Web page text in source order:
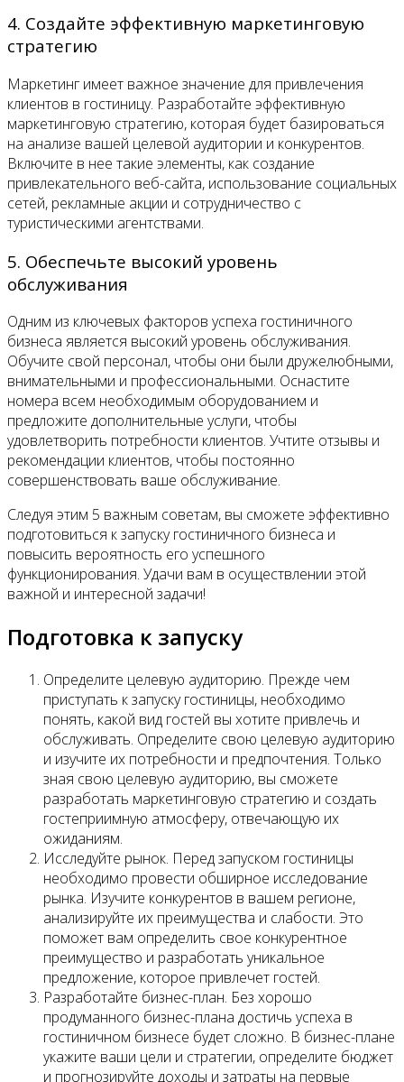
4. Создайте эффективную маркетинговую
стратегию
Маркетинг имеет важное значение для привлечения
клиентов в гостиницу. Разработайте эффективную
маркетинговую стратегию, которая будет базироваться
на анализе вашей целевой аудитории и конкурентов.
Включите в нее такие элементы, как создание
привлекательного веб-сайта, использование социальных
сетей, рекламные акции и сотрудничество с
туристическими агентствами.
5. Обеспечьте высокий уровень
обслуживания
Одним из ключевых факторов успеха гостиничного
бизнеса является высокий уровень обслуживания.
Обучите свой персонал, чтобы они были дружелюбными,
внимательными и профессиональными. Оснастите
номера всем необходимым оборудованием и
предложите дополнительные услуги, чтобы
удовлетворить потребности клиентов. Учтите отзывы и
рекомендации клиентов, чтобы постоянно
совершенствовать ваше обслуживание.
Следуя этим 5 важным советам, вы сможете эффективно
подготовиться к запуску гостиничного бизнеса и
повысить вероятность его успешного
функционирования. Удачи вам в осуществлении этой
важной и интересной задачи!
Подготовка к запуску
Определите целевую аудиторию. Прежде чем
приступать к запуску гостиницы, необходимо
понять, какой вид гостей вы хотите привлечь и
обслуживать. Определите свою целевую аудиторию
и изучите их потребности и предпочтения. Только
зная свою целевую аудиторию, вы сможете
разработать маркетинговую стратегию и создать
гостеприимную атмосферу, отвечающую их
ожиданиям.
Исследуйте рынок. Перед запуском гостиницы
необходимо провести обширное исследование
рынка. Изучите конкурентов в вашем регионе,
анализируйте их преимущества и слабости. Это
поможет вам определить свое конкурентное
преимущество и разработать уникальное
предложение, которое привлечет гостей.
Разработайте бизнес-план. Без хорошо
продуманного бизнес-плана достичь успеха в
гостиничном бизнесе будет сложно. В бизнес-плане
укажите ваши цели и стратегии, определите бюджет
и прогнозируйте доходы и затраты на первые